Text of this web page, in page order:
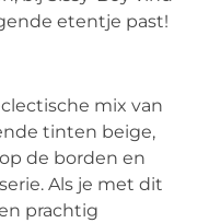
etentje past!
mix van
tinten beige,
de borden en
Als je met dit
prachtig